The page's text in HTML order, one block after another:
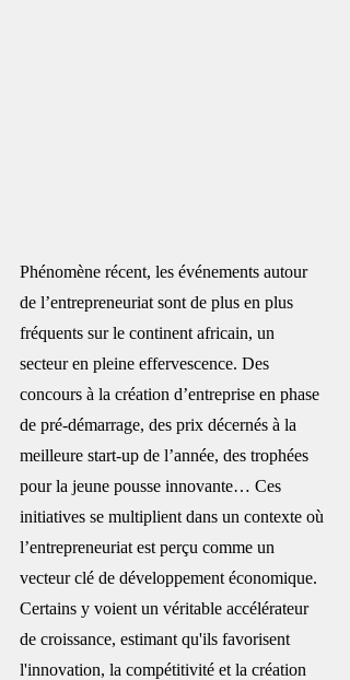
Phénomène récent, les événements autour
de l’entrepreneuriat sont de plus en plus
fréquents sur le continent africain, un
secteur en pleine effervescence. Des
concours à la création d’entreprise en phase
de pré-démarrage, des prix décernés à la
meilleure start-up de l’année, des trophées
pour la jeune pousse innovante… Ces
initiatives se multiplient dans un contexte où
l’entrepreneuriat est perçu comme un
vecteur clé de développement économique.
Certains y voient un véritable accélérateur
de croissance, estimant qu'ils favorisent
l'innovation, la compétitivité et la création